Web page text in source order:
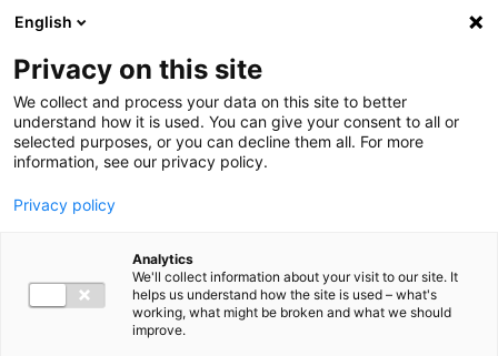
Ga direct naar de inhoud
English
Privacy on this site
We collect and process your data on this site to better
understand how it is used. You can give your consent to all or
selected purposes, or you can decline them all. For more
information, see our privacy policy.
Privacy policy
Analytics
We'll collect information about your visit to our site. It
helps us understand how the site is used – what's
working, what might be broken and what we should
improve.